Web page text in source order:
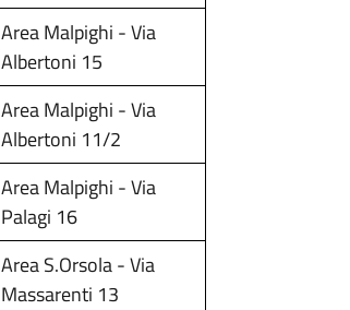
Area Malpighi - Via
Albertoni 15
Area Malpighi - Via
Albertoni 11/2
Area Malpighi - Via
Palagi 16
Area S.Orsola - Via
Massarenti 13